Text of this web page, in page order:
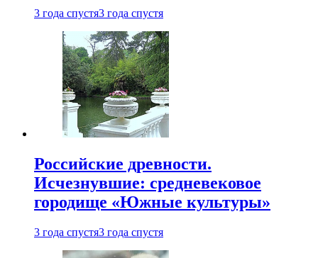
3 года спустя3 года спустя
Российские древности.
Исчезнувшие: средневековое
городище «Южные культуры»
3 года спустя3 года спустя